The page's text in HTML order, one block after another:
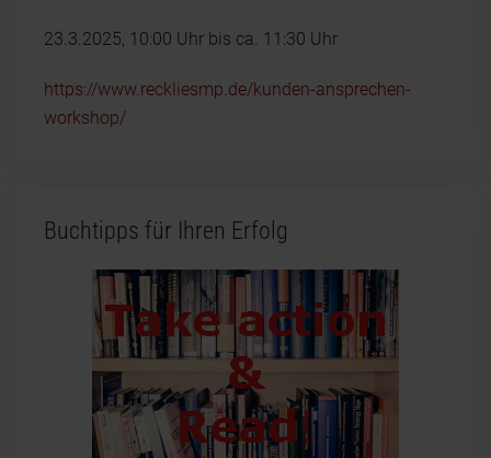
23.3.2025, 10:00 Uhr bis ca. 11:30 Uhr
https://www.reckliesmp.de/kunden-ansprechen-
workshop/
Buchtipps für Ihren Erfolg